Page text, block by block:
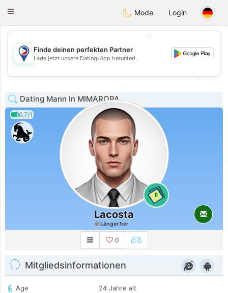
Philippines Chat
Toggle
Mode Login
💖
💕
Finde deinen perfekten Partner
Lade jetzt unsere Dating-App herunter!
Dating Mann in MIMAROPA
0.7/1
0
Lacosta
Länger her
0
Mitgliedsinformationen
Age
24 Jahre alt